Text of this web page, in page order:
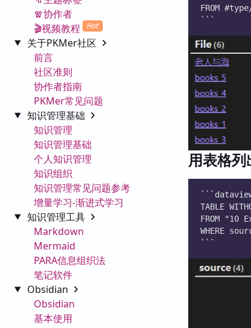
🧣协作者
🎬视频教程
Hot
关于PKMer社区
前言
社区准则
协作者指南
PKMer常见问题
知识管理基础
知识管理
知识管理基础
个人知识管理
知识组织
知识管理常见问题参考
增量学习-渐进式学习
知识管理工具
Markdown
Mermaid
PARA信息组织法
笔记软件
Obsidian
Obsidian
基本使用
FROM
```
用表格
TABLE
FROM "10
WHERE
```